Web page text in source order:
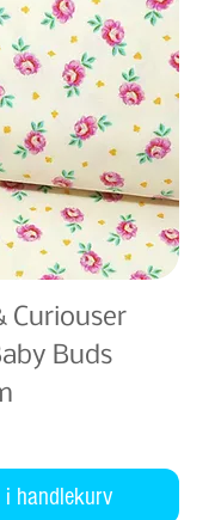
Curiouser
Buds
i handlekurv